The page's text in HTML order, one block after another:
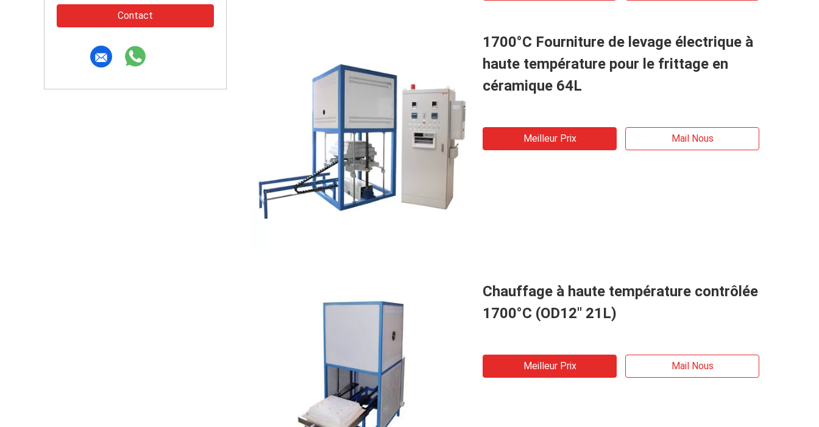
Contact
1700°C Fourniture de levage électrique à
haute température pour le frittage en
céramique 64L
Meilleur Prix Mail Nous
Chauffage à haute température contrôlée
1700°C (OD12′′ 21L)
Meilleur Prix Mail Nous